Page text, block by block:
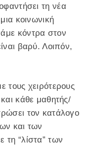
τη νέα
κοινωνική
κόντρα στον
βαρύ. Λοιπόν,
τους χειρότερους
κάθε μαθητής/
τον κατάλογο
και των
τη “λίστα” των